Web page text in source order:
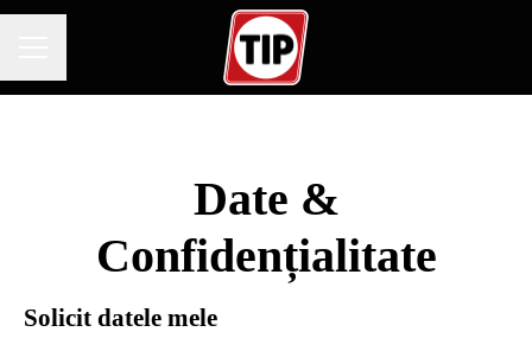
Date &
Confidențialitate
Solicit datele mele